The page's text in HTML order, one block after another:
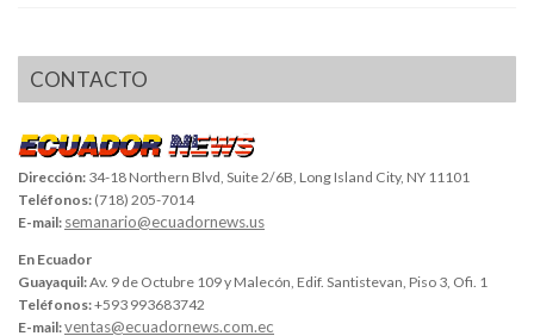
CONTACTO
Dirección: 34-18 Northern Blvd, Suite 2/6B, Long Island City, NY 11101
Teléfonos: (718) 205-7014
E-mail: semanario@ecuadornews.us
En Ecuador
Guayaquil:Av. 9 de Octubre 109 y Malecón, Edif. Santistevan, Piso 3, Ofi. 1
Teléfonos:+593 993683742
E-mail:ventas@ecuadornews.com.ec